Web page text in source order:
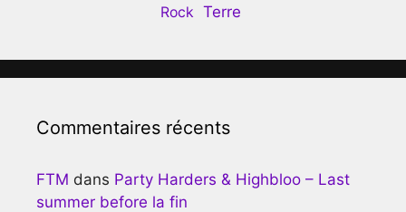
Rock Terre
Commentaires récents
FTM dans Party Harders & Highbloo – Last
summer before la fin